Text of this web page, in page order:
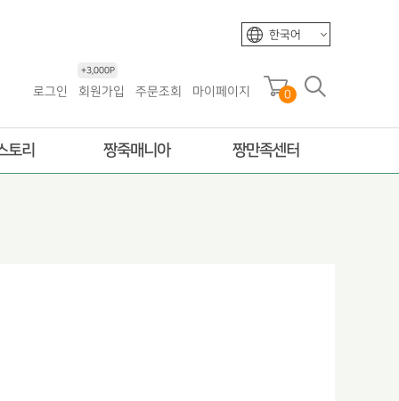
한국어
로그인 회원가입
+3,000P
주문조회 마이페이지 0
토리 짱죽매니아 짱만족센터